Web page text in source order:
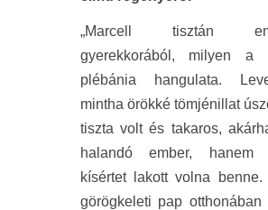
„Marcell tisztán
gyerekkorából, milyen a
plébánia hangulata.
mintha örökké tömjénillat
tiszta volt és takaros,
halandó ember, hanem
kísértet lakott volna
görögkeleti pap otthonában